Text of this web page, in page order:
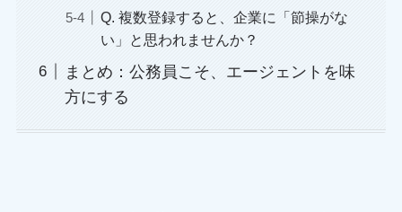
Q. 複数登録すると、企業に「節操がな
い」と思われませんか？
まとめ：公務員こそ、エージェントを味
方にする